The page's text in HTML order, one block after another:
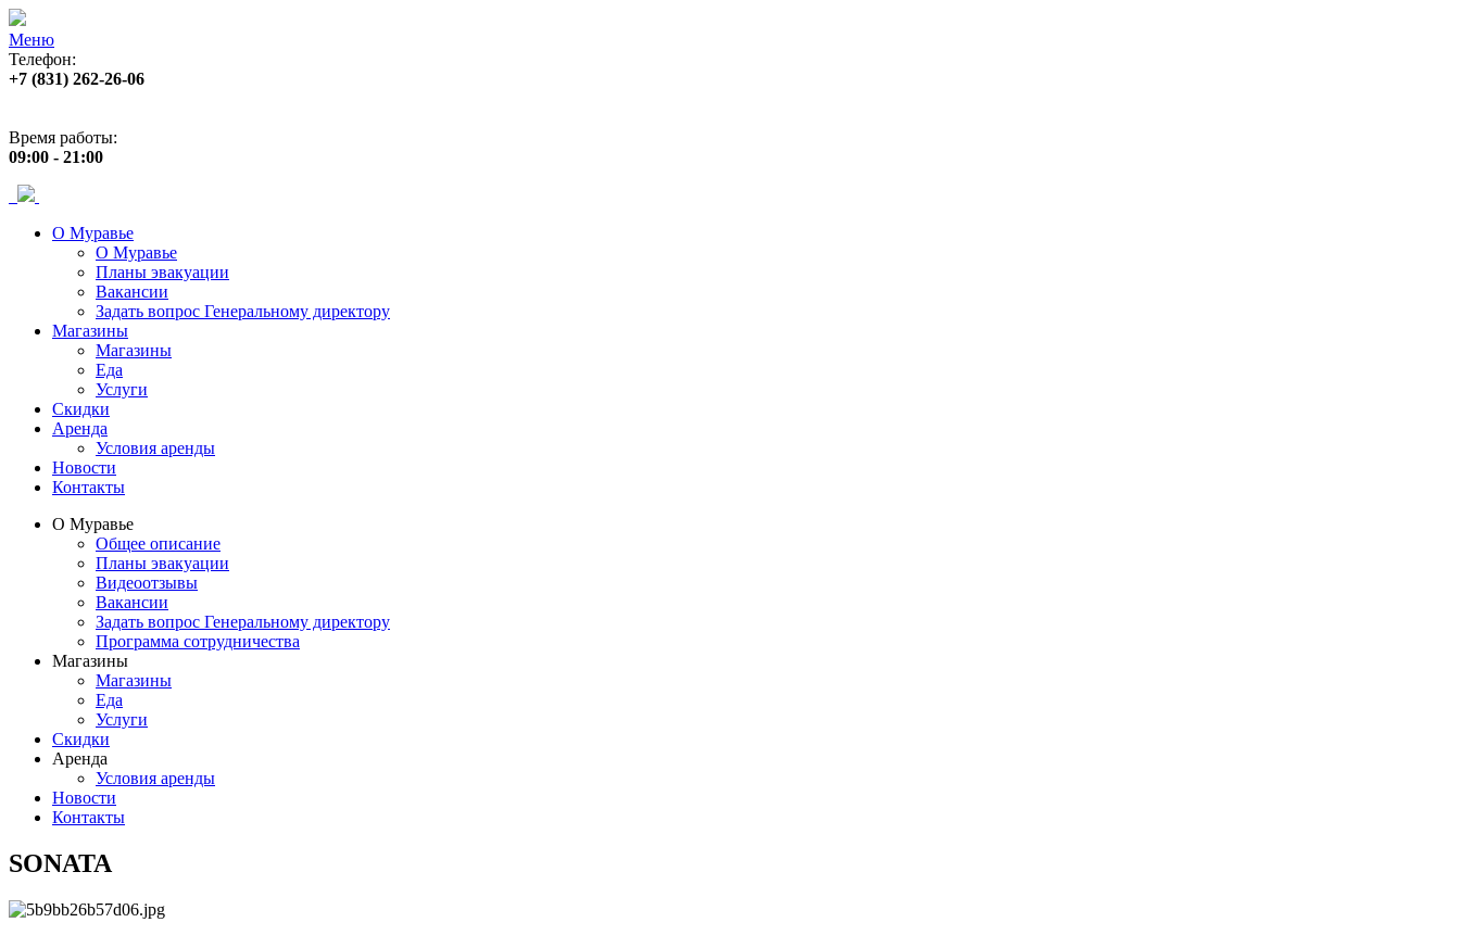
Меню
Телефон:
+7 (831) 262-26-06
Время работы:
09:00 - 21:00
О Муравье
О Муравье
Планы эвакуации
Вакансии
Задать вопрос Генеральному директору
Магазины
Магазины
Еда
Услуги
Скидки
Аренда
Условия аренды
Новости
Контакты
О Муравье
Общее описание
Планы эвакуации
Видеоотзывы
Вакансии
Задать вопрос Генеральному директору
Программа сотрудничества
Магазины
Магазины
Еда
Услуги
Скидки
Аренда
Условия аренды
Новости
Контакты
SONATA